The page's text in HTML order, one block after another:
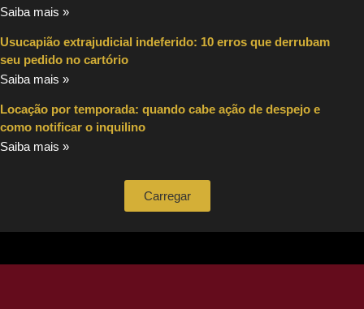
Saiba mais »
Usucapião extrajudicial indeferido: 10 erros que derrubam
seu pedido no cartório
Saiba mais »
Locação por temporada: quando cabe ação de despejo e
como notificar o inquilino
Saiba mais »
Carregar